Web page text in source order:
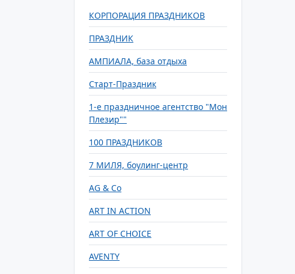
КОРПОРАЦИЯ ПРАЗДНИКОВ
ПРАЗДНИК
АМПИАЛА, база отдыха
Старт-Праздник
1-е праздничное агентство "Мон
Плезир""
100 ПРАЗДНИКОВ
7 МИЛЯ, боулинг-центр
AG & Co
ART IN ACTION
ART OF CHOICE
AVENTY